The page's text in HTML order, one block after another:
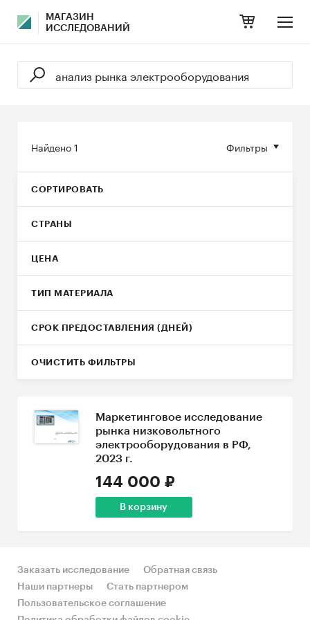
МАГАЗИН
ИССЛЕДОВАНИЙ
Фильтры
Найдено1
СОРТИРОВАТЬ
СТРАНЫ
ЦЕНА
ТИП МАТЕРИАЛА
СРОК ПРЕДОСТАВЛЕНИЯ (ДНЕЙ)
ОЧИСТИТЬ ФИЛЬТРЫ
Маркетинговое исследование
рынка низковольтного
электрооборудования в РФ,
2023 г.
144 000 ₽
В корзину
Заказать исследование
Обратная связь
Наши партнеры
Стать партнером
Пользовательское соглашение